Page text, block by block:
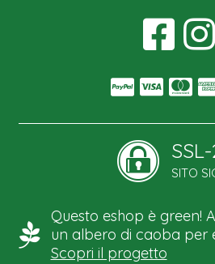
SITO
Questo eshop è green!
un albero di caoba per
Scopri il progetto